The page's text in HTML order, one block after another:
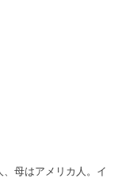
母はアメリカ人。イ